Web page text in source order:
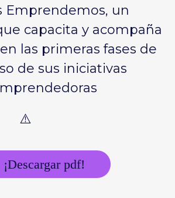
Emprendemos, un
capacita y acompaña
las primeras fases de
de sus iniciativas
¡Descargar pdf!